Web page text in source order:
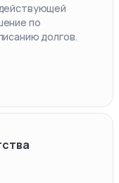
по
долгов.